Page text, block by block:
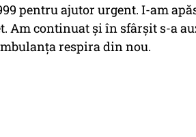
pentru ajutor urgent. I-am
Am continuat şi în sfârşit s-a
respira din nou.